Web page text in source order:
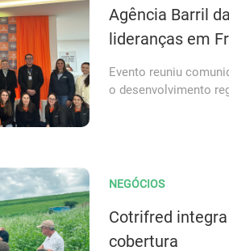
Agência Barril
lideranças em
Evento reuniu
o desenvolvimento
NEGÓCIOS
Cotrifred
cobertura